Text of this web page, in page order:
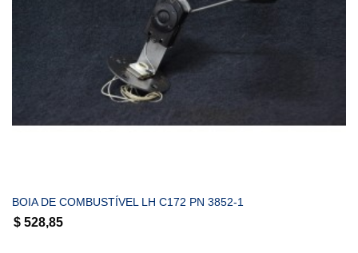
BOIA DE COMBUSTÍVEL LH C172 PN 3852-1
$ 528,85